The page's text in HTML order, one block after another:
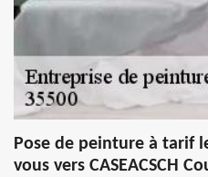
Pose de peinture à tarif
vous vers CASEACSCH